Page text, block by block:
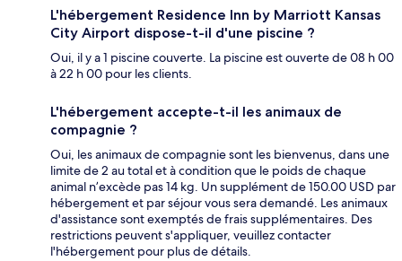
L'hébergement Residence Inn by Marriott Kansas
City Airport dispose-t-il d'une piscine ?
Oui, il y a 1 piscine couverte. La piscine est ouverte de 08 h 00
à 22 h 00 pour les clients.
L'hébergement accepte-t-il les animaux de
compagnie ?
Oui, les animaux de compagnie sont les bienvenus, dans une
limite de 2 au total et à condition que le poids de chaque
animal n’excède pas 14 kg. Un supplément de 150.00 USD par
hébergement et par séjour vous sera demandé. Les animaux
d'assistance sont exemptés de frais supplémentaires. Des
restrictions peuvent s'appliquer, veuillez contacter
l'hébergement pour plus de détails.